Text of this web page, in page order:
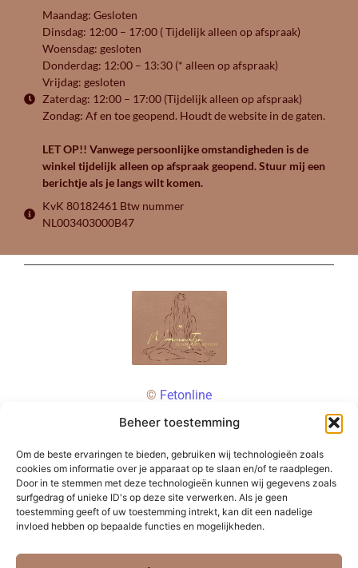
Beheer toestemming
Om de beste ervaringen te bieden, gebruiken wij technologieën zoals
cookies om informatie over je apparaat op te slaan en/of te raadplegen.
Door in te stemmen met deze technologieën kunnen wij gegevens zoals
surfgedrag of unieke ID's op deze site verwerken. Als je geen
toestemming geeft of uw toestemming intrekt, kan dit een nadelige
invloed hebben op bepaalde functies en mogelijkheden.
Maandag: Gesloten
Dinsdag: 12:00 – 17:00 ( Tijdelijk alleen op afspraak)
Woensdag: gesloten
Donderdag: 12:00 – 13:30 (* alleen op afspraak)
Vrijdag: gesloten
Zaterdag: 12:00 – 17:00 (Tijdelijk alleen op afspraak)
Zondag: Af en toe geopend. Houdt de website in de gaten.
LET OP!! Vanwege persoonlijke omstandigheden is de
winkel tijdelijk alleen op afspraak geopend. Stuur mij een
berichtje als je langs wilt komen.
KvK 80182461 Btw nummer
NL003403000B47
© Fetonline